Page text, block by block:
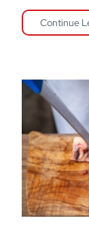
Continue